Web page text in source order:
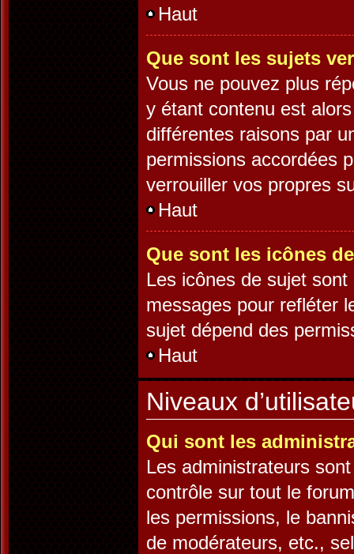
Haut
Que sont les sujets
Vous ne pouvez plus
y étant contenu est
différentes raisons par
permissions accordées
verrouiller vos propres
Haut
Que sont les icônes
Les icônes de sujet
messages pour refléter
sujet dépend des
Haut
Niveaux
Qui sont les
Les administrateurs
contrôle sur tout le
les permissions, le
de modérateurs, etc.,